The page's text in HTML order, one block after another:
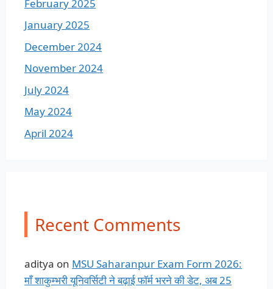
February 2025
January 2025
December 2024
November 2024
July 2024
May 2024
April 2024
Recent Comments
aditya on MSU Saharanpur Exam Form 2026:
माँ शाकुम्भरी यूनिवर्सिटी ने बढ़ाई फॉर्म भरने की डेट, अब 25